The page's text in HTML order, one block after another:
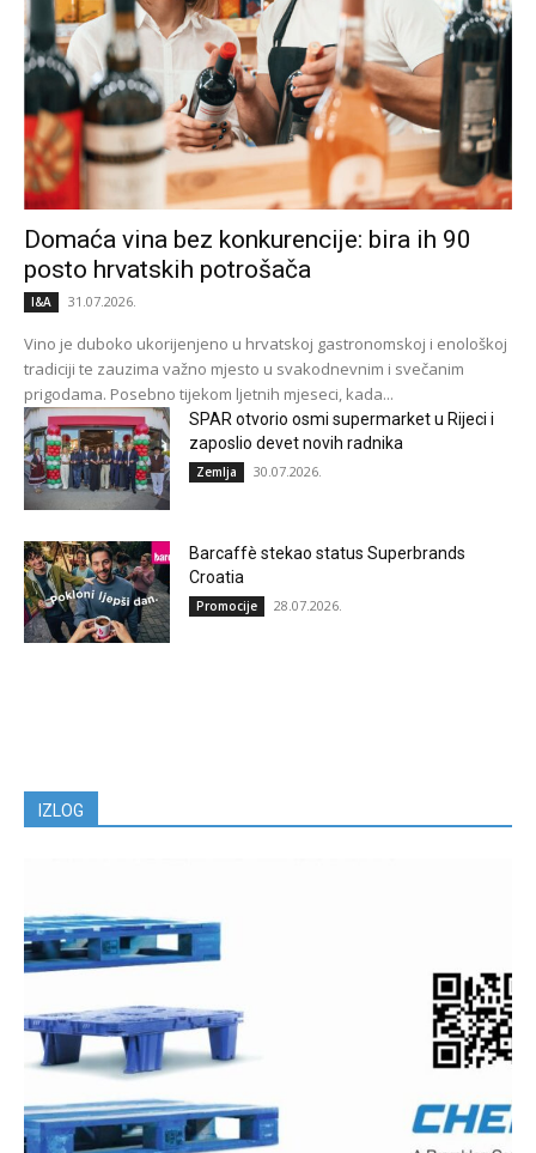
Domaća vina bez konkurencije: bira ih 90
posto hrvatskih potrošača
I&A 31.07.2026.
Vino je duboko ukorijenjeno u hrvatskoj gastronomskoj i enološkoj
tradiciji te zauzima važno mjesto u svakodnevnim i svečanim
prigodama. Posebno tijekom ljetnih mjeseci, kada...
SPAR otvorio osmi supermarket u Rijeci i
zaposlio devet novih radnika
Zemlja 30.07.2026.
Barcaffè stekao status Superbrands
Croatia
Promocije 28.07.2026.
IZLOG